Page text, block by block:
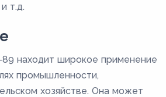
т.д.
находит широкое применение
промышленности,
хозяйстве. Она может